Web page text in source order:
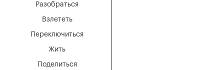
Разобраться
Взлететь
Переключиться
Жить
Поделиться